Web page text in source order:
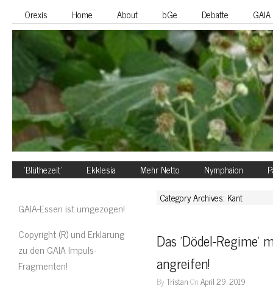
Orexis Home About bGe Debatte GAIA
‘Blüthezeit’ Ekklesia Mehr Netto Nymphaion
GAIA-Essen ist umgezogen!
Copyright (R) und Erklärung
zu den GAIA Impuls-
Fragmenten!
Category Archives: Kant
Das 'Dödel-Regime'
angreifen!
ByTristanOnApril 29, 2019